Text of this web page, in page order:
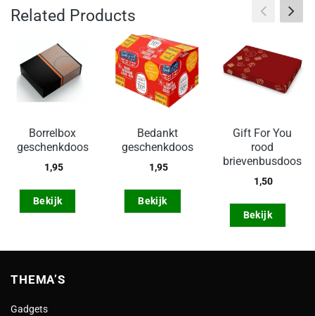
Related Products
Borrelbox
geschenkdoos
1,95
Bekijk
Bedankt
geschenkdoos
1,95
Bekijk
Gift For You
rood
brievenbusdoos
1,50
Bekijk
THEMA’S
Gadgets